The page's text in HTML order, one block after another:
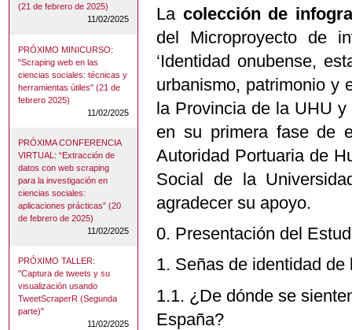
(21 de febrero de 2025)
11/02/2025
PRÓXIMO MINICURSO:
"Scraping web en las
ciencias sociales: técnicas y
herramientas útiles" (21 de
febrero 2025)
11/02/2025
PRÓXIMA CONFERENCIA
VIRTUAL: “Extracción de
datos con web scraping
para la investigación en
ciencias sociales:
aplicaciones prácticas” (20
de febrero de 2025)
11/02/2025
PRÓXIMO TALLER:
"Captura de tweets y su
visualización usando
TweetScraperR (Segunda
parte)"
11/02/2025
La colección de
del Microproyecto de
‘Identidad onubense,
urbanismo, patrimonio y
la Provincia de la UHU
en su primera fase de
Autoridad Portuaria de
Social de la
agradecer su apoyo.
0. Presentación del
1. Señas de identidad
1.1. ¿De dónde se
España?